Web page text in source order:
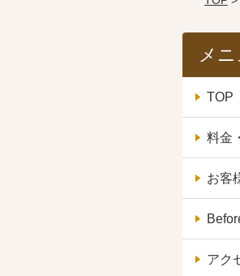
メ
TOP
料金
お客
アク